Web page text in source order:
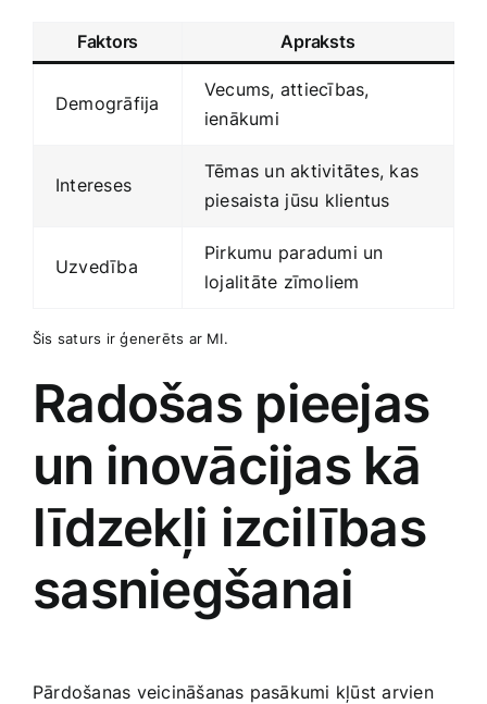
Faktors Apraksts
Demogrāfija
Vecums, attiecības,
ienākumi
Intereses
Tēmas un aktivitātes, kas
piesaista jūsu klientus
Uzvedība
Pirkumu paradumi un‍
lojalitāte zīmoliem
Šis saturs ir ģenerēts ar MI.
Radošas pieejas
un ⁤inovācijas kā
līdzekļi izcilības
sasniegšanai
Pārdošanas veicināšanas pasākumi kļūst arvien